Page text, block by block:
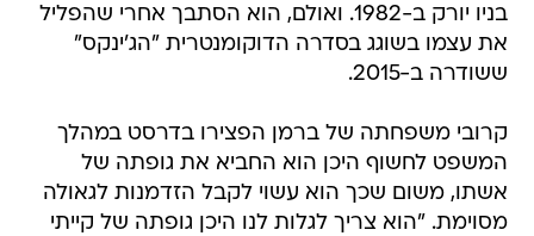
בניו יורק ב-1982. ואולם, הוא הסתבך אחרי שהפליל
את עצמו בשוגג בסדרה הדוקומנטרית "הג'ינקס"
ששודרה ב-2015.
קרובי משפחתה של ברמן הפצירו בדרסט במהלך
המשפט לחשוף היכן הוא החביא את גופתה של
אשתו, משום שכך הוא עשוי לקבל הזדמנות לגאולה
מסוימת. "הוא צריך לגלות לנו היכן גופתה של קייתי